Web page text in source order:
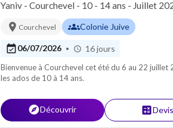
Yaniv - Courchevel - 10 - 14 ans - Juillet
location_on Courchevel groupsColonie Juive
event_available06/07/2026 • schedule 16 jours
Bienvenue à Courchevel cet été du 6 au 22 juillet
les ados de 10 à 14 ans.
exploreDécouvrir calculateDevis